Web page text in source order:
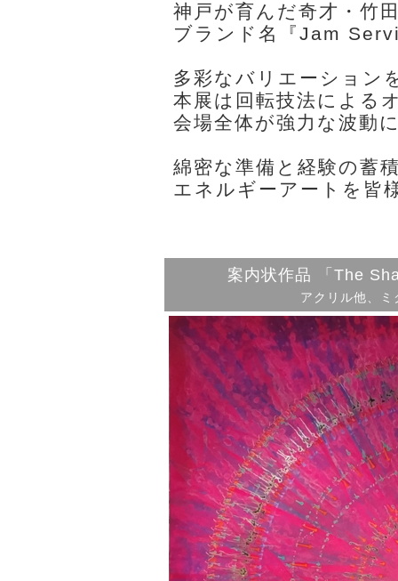
神戸が育んだ奇才・竹
ブランド名『Jam
多彩なバリエーション
本展は回転技法による
会場全体が強力な波動
綿密な準備と経験の蓄
エネルギーアートを皆
案内状作品 「The
アクリル他、